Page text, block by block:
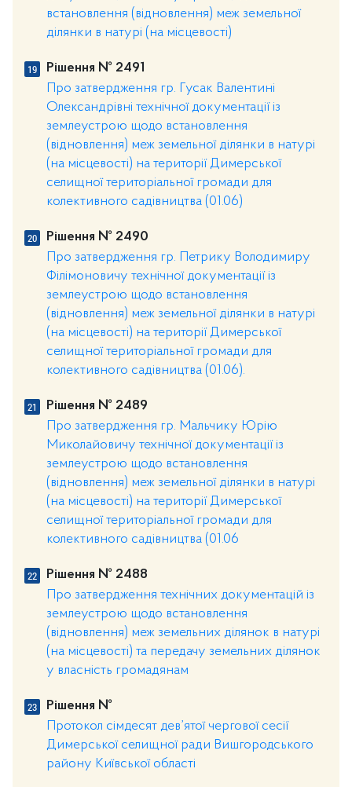
встановлення (відновлення) меж земельної
ділянки в натурі (на місцевості)
Рішення № 2491
Про затвердження гр. Гусак Валентині
Олександрівні технічної документації із
землеустрою щодо встановлення
(відновлення) меж земельної ділянки в натурі
(на місцевості) на території Димерської
селищної територіальної громади для
колективного садівництва (01.06)
Рішення № 2490
Про затвердження гр. Петрику Володимиру
Філімоновичу технічної документації із
землеустрою щодо встановлення
(відновлення) меж земельної ділянки в натурі
(на місцевості) на території Димерської
селищної територіальної громади для
колективного садівництва (01.06).
Рішення № 2489
Про затвердження гр. Мальчику Юрію
Миколайовичу технічної документації із
землеустрою щодо встановлення
(відновлення) меж земельної ділянки в натурі
(на місцевості) на території Димерської
селищної територіальної громади для
колективного садівництва (01.06
Рішення № 2488
Про затвердження технічних документацій із
землеустрою щодо встановлення
(відновлення) меж земельних ділянок в натурі
(на місцевості) та передачу земельних ділянок
у власність громадянам
Рішення №
Протокол сімдесят дев’ятої чергової сесії
Димерської селищної ради Вишгородського
району Київської області